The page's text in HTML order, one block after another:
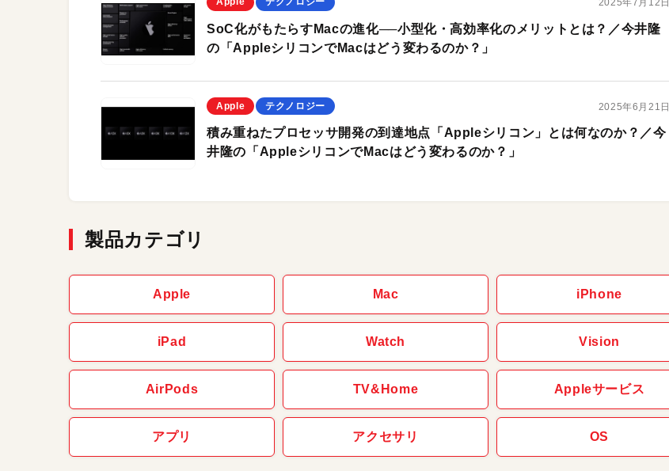
2025年7月12日
SoC化がもたらすMacの進化──小型化・高効率化のメリットとは？／今井隆
の「AppleシリコンでMacはどう変わるのか？」
Apple テクノロジー 2025年6月21日
積み重ねたプロセッサ開発の到達地点「Appleシリコン」とは何なのか？／今
井隆の「AppleシリコンでMacはどう変わるのか？」
製品カテゴリ
Apple Mac iPhone
iPad Watch Vision
AirPods TV&Home Appleサービス
アプリ アクセサリ OS